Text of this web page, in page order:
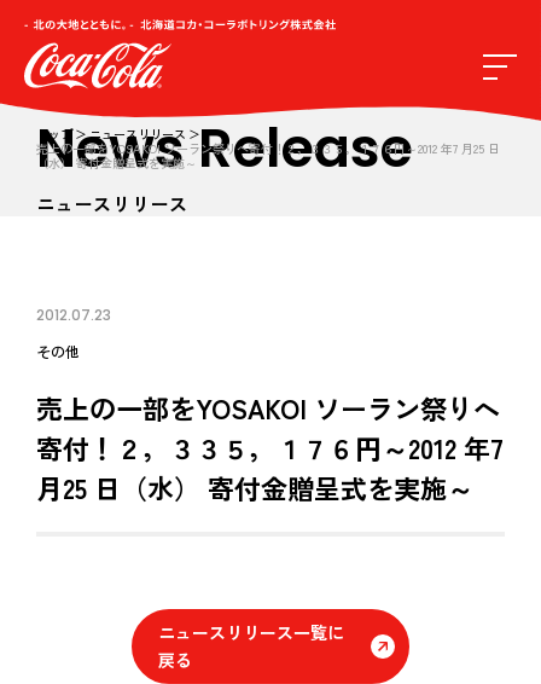
トップ
ニュースリリース
売上の一部をYOSAKOI ソーラン祭りへ寄付！２，３３５，１７６円～2012 年7 月25 日
（水） 寄付金贈呈式を実施～
News Release
ニュースリリース
2012.07.23
その他
売上の一部をYOSAKOI ソーラン祭りへ
寄付！２，３３５，１７６円～2012 年7
月25 日（水） 寄付金贈呈式を実施～
ニュースリリース一覧に
戻る